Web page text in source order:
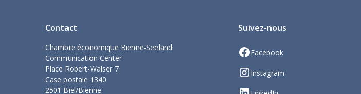
Contact
Chambre économique Bienne-Seeland
Communication Center
Place Robert-Walser 7
Case postale 1340
2501 Biel/Bienne
Suivez-nous
Facebook
Instagram